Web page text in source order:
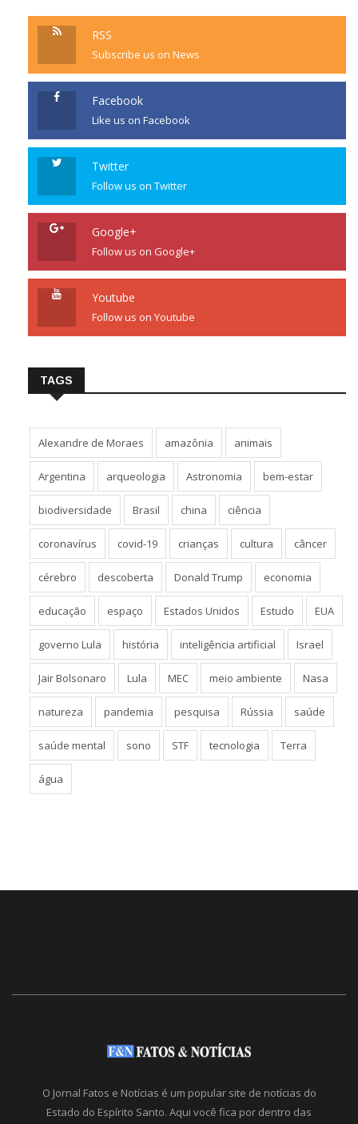
RSS
Subscribe us on News
Facebook
Like us on Facebook
Twitter
Follow us on Twitter
Google+
Follow us on Google+
Youtube
Follow us on Youtube
TAGS
Alexandre de Moraes amazônia animais
Argentina arqueologia Astronomia bem-estar
biodiversidade Brasil china ciência
coronavírus covid-19 crianças cultura câncer
cérebro descoberta Donald Trump economia
educação espaço Estados Unidos Estudo EUA
governo Lula história inteligência artificial Israel
Jair Bolsonaro Lula MEC meio ambiente Nasa
natureza pandemia pesquisa Rússia saúde
saúde mental sono STF tecnologia Terra
água
O Jornal Fatos e Notícias é um popular site de notícias do
Estado do Espírito Santo. Aqui você fica por dentro das